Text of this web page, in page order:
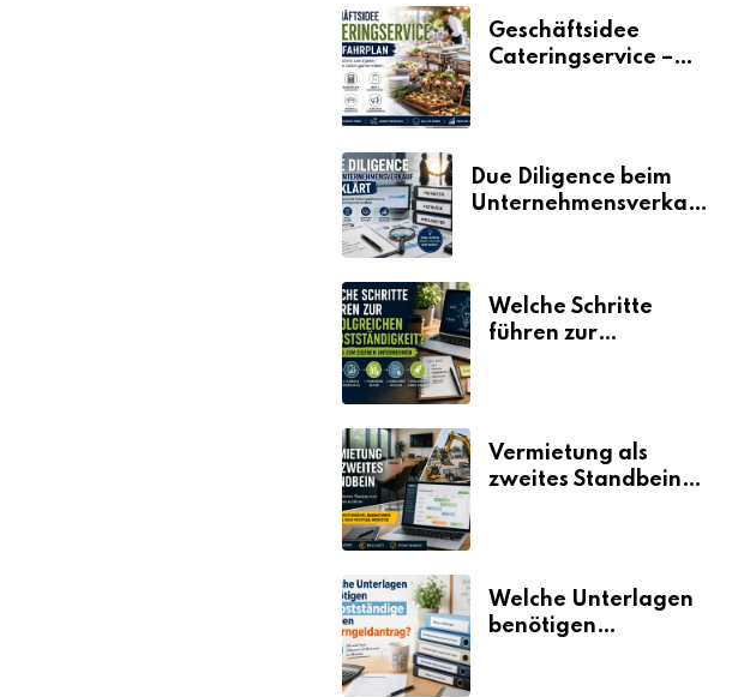
Geschäftsidee
Cateringservice –
Due Diligence beim
Unternehmensverkauf
Welche Schritte
führen zur
Vermietung als
zweites Standbein:
Umsätze machen
Welche Unterlagen
benötigen